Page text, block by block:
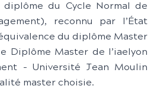
du Cycle Normal de
reconnu par l’État
du diplôme Master
Diplôme Master de l’iaelyon
- Université Jean Moulin
master choisie.